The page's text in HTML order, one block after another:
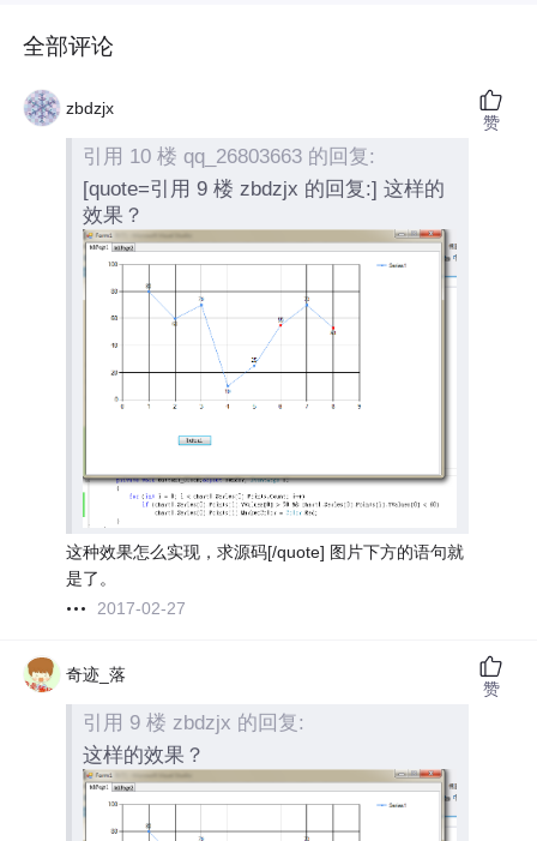
全部评论
zbdzjx
引用 10 楼 qq_26803663 的回复:
[quote=引用 9 楼 zbdzjx 的回复:] 这样的
效果？
这种效果怎么实现，求源码[/quote] 图片下方的语句就
是了。
2017-02-27
赞
奇迹_落
引用 9 楼 zbdzjx 的回复:
这样的效果？
赞